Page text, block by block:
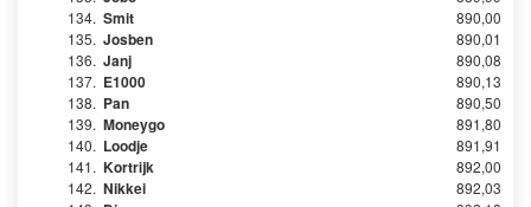
134. Smit
890,00
135. Josben
890,01
136. Janj
890,08
137. E1000
890,13
138. Pan
890,50
139. Moneygo
891,80
140. Loodje
891,91
141. Kortrijk
892,00
142. Nikkei
892,03